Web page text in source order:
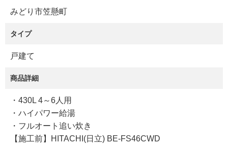
みどり市笠懸町
タイプ
戸建て
商品詳細
・430L 4～6人用
・ハイパワー給湯
・フルオート追い炊き
【施工前】HITACHI(日立) BE-FS46CWD